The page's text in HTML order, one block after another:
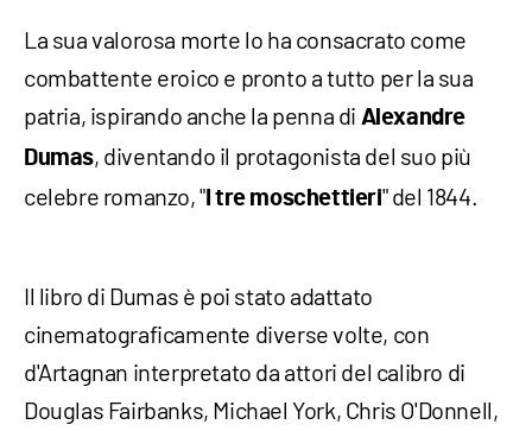
La sua valorosa morte lo ha consacrato come
combattente eroico e pronto a tutto per la sua
patria, ispirando anche la penna di Alexandre
Dumas, diventando il protagonista del suo più
celebre romanzo, "I tre moschettieri" del 1844.
Il libro di Dumas è poi stato adattato
cinematograficamente diverse volte, con
d'Artagnan interpretato da attori del calibro di
Douglas Fairbanks, Michael York, Chris O'Donnell,